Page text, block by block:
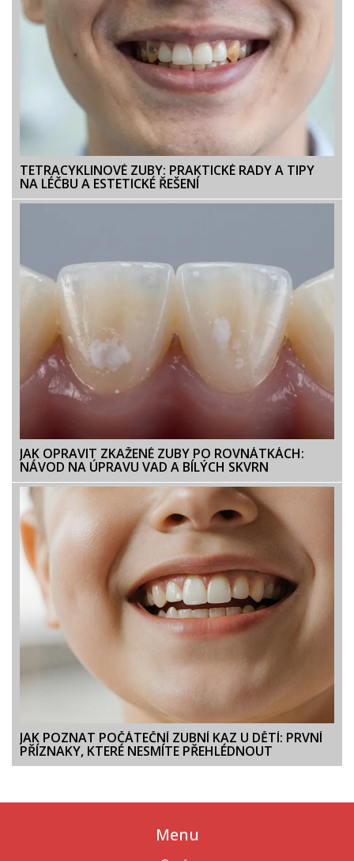
TETRACYKLINOVÉ ZUBY: PRAKTICKÉ RADY A TIPY
NA LÉČBU A ESTETICKÉ ŘEŠENÍ
JAK OPRAVIT ZKAŽENÉ ZUBY PO ROVNÁTKÁCH:
NÁVOD NA ÚPRAVU VAD A BÍLÝCH SKVRN
JAK POZNAT POČÁTEČNÍ ZUBNÍ KAZ U DĚTÍ: PRVNÍ
PŘÍZNAKY, KTERÉ NESMÍTE PŘEHLÉDNOUT
Menu